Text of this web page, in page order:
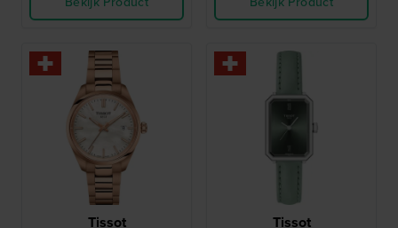
Tissot Tissot